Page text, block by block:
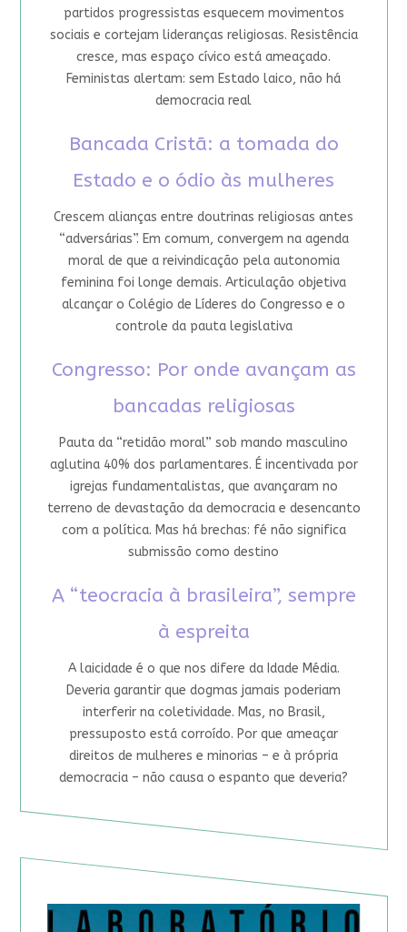
partidos progressistas esquecem movimentos
sociais e cortejam lideranças religiosas. Resistência
cresce, mas espaço cívico está ameaçado.
Feministas alertam: sem Estado laico, não há
democracia real
Bancada Cristã: a tomada do
Estado e o ódio às mulheres
Crescem alianças entre doutrinas religiosas antes
“adversárias”. Em comum, convergem na agenda
moral de que a reivindicação pela autonomia
feminina foi longe demais. Articulação objetiva
alcançar o Colégio de Líderes do Congresso e o
controle da pauta legislativa
Congresso: Por onde avançam as
bancadas religiosas
Pauta da “retidão moral” sob mando masculino
aglutina 40% dos parlamentares. É incentivada por
igrejas fundamentalistas, que avançaram no
terreno de devastação da democracia e desencanto
com a política. Mas há brechas: fé não significa
submissão como destino
A “teocracia à brasileira”, sempre
à espreita
A laicidade é o que nos difere da Idade Média.
Deveria garantir que dogmas jamais poderiam
interferir na coletividade. Mas, no Brasil,
pressuposto está corroído. Por que ameaçar
direitos de mulheres e minorias – e à própria
democracia – não causa o espanto que deveria?